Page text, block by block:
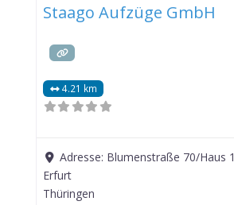
Staago Aufzüge GmbH
4.21 km
Adresse: Blumenstraße 70/Haus 1
Erfurt
Thüringen